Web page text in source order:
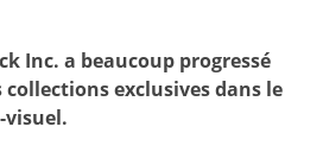
Inc. a beaucoup progressé
exclusives dans le
visuel.